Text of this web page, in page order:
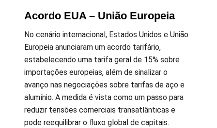
Acordo EUA – União Europeia
No cenário internacional, Estados Unidos e União
Europeia anunciaram um acordo tarifário,
estabelecendo uma tarifa geral de 15% sobre
importações europeias, além de sinalizar o
avanço nas negociações sobre tarifas de aço e
alumínio. A medida é vista como um passo para
reduzir tensões comerciais transatlânticas e
pode reequilibrar o fluxo global de capitais.